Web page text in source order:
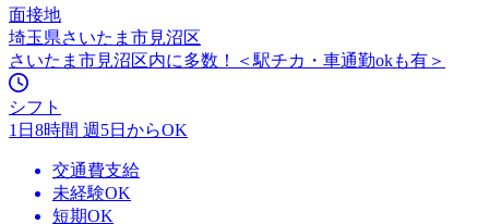
面接地
埼玉県さいたま市見沼区
さいたま市見沼区内に多数！＜駅チカ・車通勤okも有＞
シフト
1日8時間 週5日からOK
交通費支給
未経験OK
短期OK